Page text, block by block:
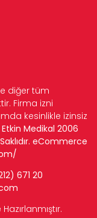
diğer tüm
Firma izni
kesinlikle izinsiz
Medikal 2006
eCommerce
671 20
Hazırlanmıştır.